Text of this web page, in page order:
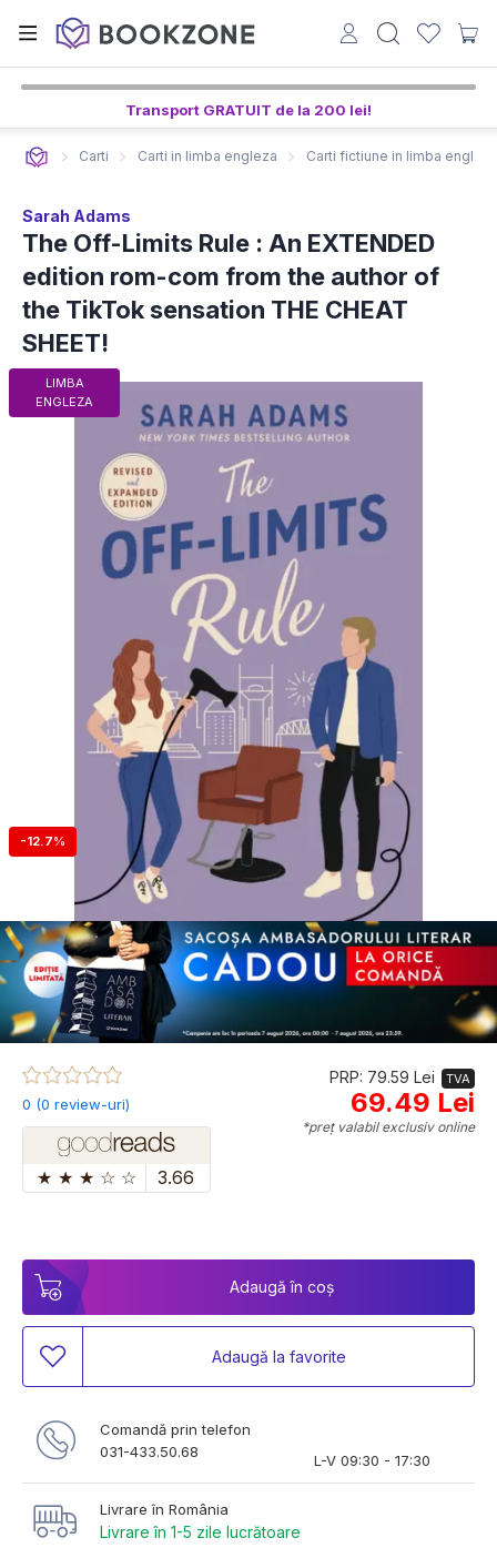
Transport GRATUIT de la 200 lei!
Carti Carti in limba engleza Carti fictiune in limba engleza
Sarah Adams
The Off-Limits Rule : An EXTENDED
edition rom-com from the author of
the TikTok sensation THE CHEAT
SHEET!
LIMBA
ENGLEZA
-12.7%
0 (0 review-uri)
★ ★ ★ ☆ ☆ 3.66
PRP: 79.59 Lei TVA
69.49 Lei
*preț valabil exclusiv online
Adaugă în coș
Adaugă la favorite
Comandă prin telefon
031-433.50.68
L-V 09:30 - 17:30
Livrare în România
Livrare în 1-5 zile lucrătoare